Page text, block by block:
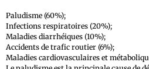
Paludisme (60%);
Infections respiratoires (20%);
Maladies diarrhéiques (10%);
Accidents de trafic routier (6%);
Maladies cardiovasculaires et